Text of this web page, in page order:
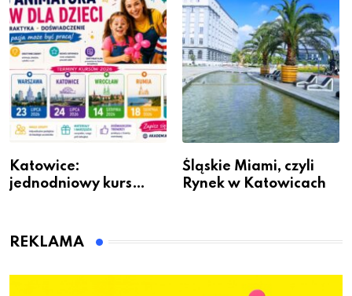
Katowice:
jednodniowy kurs
dzieci
Śląskie Miami, czyli
Rynek w Katowicach
REKLAMA